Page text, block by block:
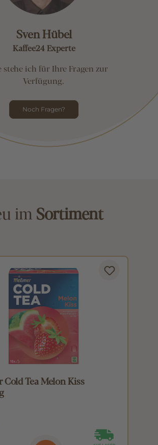
Sven Hübel
Kaffee24 Experte
stehe ich für Ihre Fragen zur
Verfügung.
Noch Fragen?
im Sortiment
Cold Tea Melon Kiss